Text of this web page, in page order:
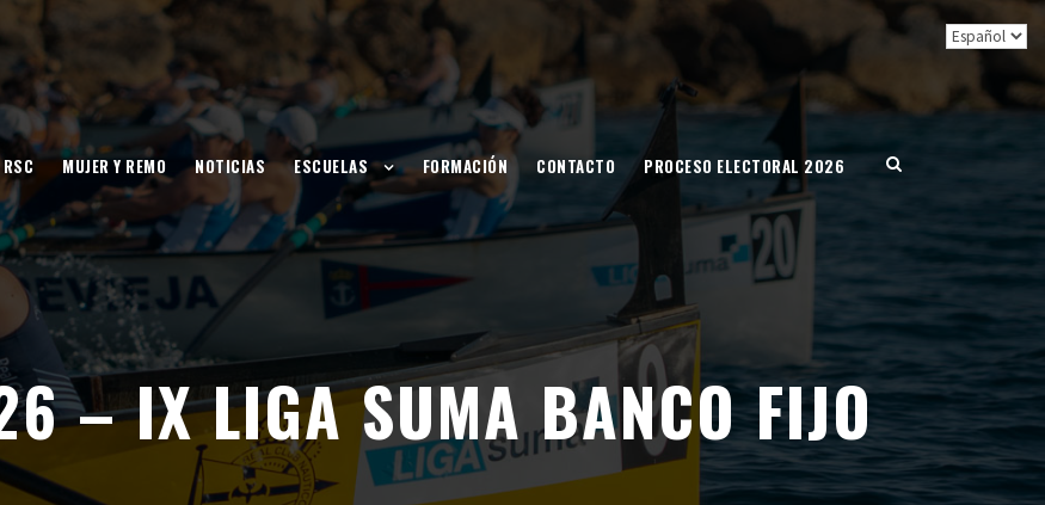
RSC MUJER Y REMO NOTICIAS ESCUELAS FORMACIÓN CONTACTO PROCESO ELECTORAL 2026
– IX LIGA SUMA BANCO FIJO